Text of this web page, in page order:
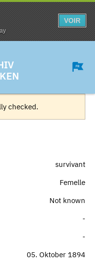
VOIR
checked.
survivant
Femelle
Not known
-
-
05. Oktober 1894